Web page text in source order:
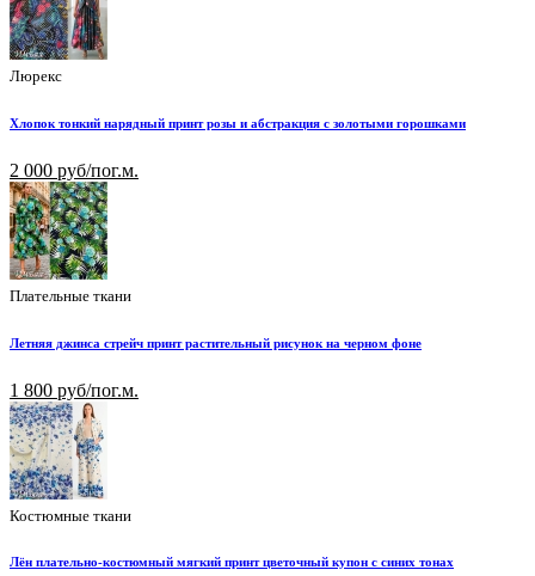
Люрекс
Хлопок тонкий нарядный принт розы и абстракция с золотыми горошками
2 000 руб/пог.м.
Плательные ткани
Летняя джинса стрейч принт растительный рисунок на черном фоне
1 800 руб/пог.м.
Костюмные ткани
Лён плательно-костюмный мягкий принт цветочный купон с синих тонах